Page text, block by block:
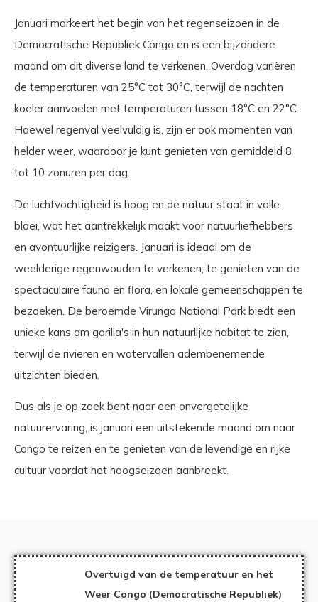
Januari markeert het begin van het regenseizoen in de
Democratische Republiek Congo en is een bijzondere
maand om dit diverse land te verkenen. Overdag variëren
de temperaturen van 25°C tot 30°C, terwijl de nachten
koeler aanvoelen met temperaturen tussen 18°C en 22°C.
Hoewel regenval veelvuldig is, zijn er ook momenten van
helder weer, waardoor je kunt genieten van gemiddeld 8
tot 10 zonuren per dag.
De luchtvochtigheid is hoog en de natuur staat in volle
bloei, wat het aantrekkelijk maakt voor natuurliefhebbers
en avontuurlijke reizigers. Januari is ideaal om de
weelderige regenwouden te verkenen, te genieten van de
spectaculaire fauna en flora, en lokale gemeenschappen te
bezoeken. De beroemde Virunga National Park biedt een
unieke kans om gorilla's in hun natuurlijke habitat te zien,
terwijl de rivieren en watervallen adembenemende
uitzichten bieden.
Dus als je op zoek bent naar een onvergetelijke
natuurervaring, is januari een uitstekende maand om naar
Congo te reizen en te genieten van de levendige en rijke
cultuur voordat het hoogseizoen aanbreekt.
Overtuigd van de temperatuur en het
Weer Congo (Democratische Republiek)